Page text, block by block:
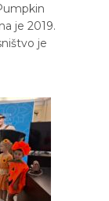
je 2019.
je